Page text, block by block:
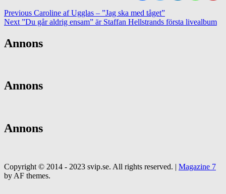
Previous Caroline af Ugglas – ”Jag ska med tåget”
Next ”Du går aldrig ensam” är Staffan Hellstrands första livealbum
Annons
Annons
Annons
Copyright © 2014 - 2023 svip.se. All rights reserved. | Magazine 7
by AF themes.